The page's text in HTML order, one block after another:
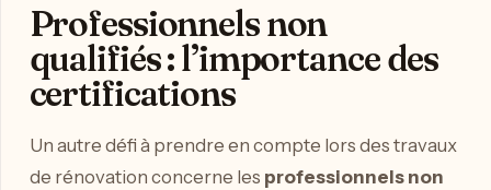
Professionnels non
qualifiés : l’importance des
certifications
Un autre défi à prendre en compte lors des travaux
de rénovation concerne les professionnels non